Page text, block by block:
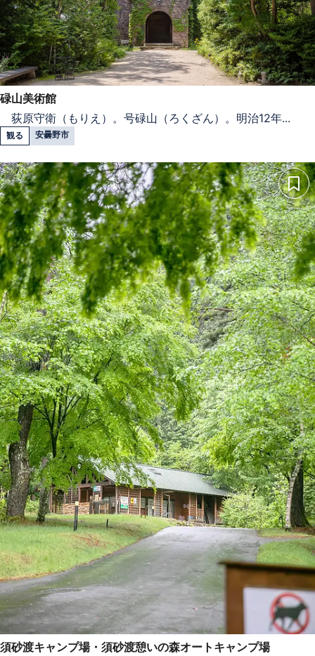
碌山美術館
荻原守衛（もりえ）。号碌山（ろくざん）。明治12年...
観る 安曇野市
須砂渡キャンプ場・須砂渡憩いの森オートキャンプ場